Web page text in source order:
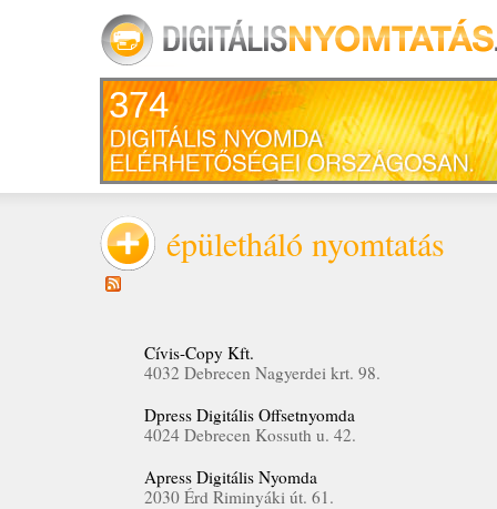
374
épületháló nyomtatás
Cívis-Copy Kft.
4032 Debrecen Nagyerdei krt. 98.
Dpress Digitális Offsetnyomda
4024 Debrecen Kossuth u. 42.
Apress Digitális Nyomda
2030 Érd Riminyáki út. 61.